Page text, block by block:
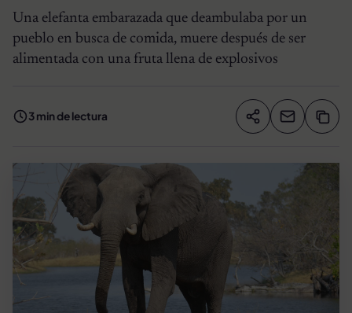
Una elefanta embarazada que deambulaba por un
pueblo en busca de comida, muere después de ser
alimentada con una fruta llena de explosivos
3 min de lectura Compartir